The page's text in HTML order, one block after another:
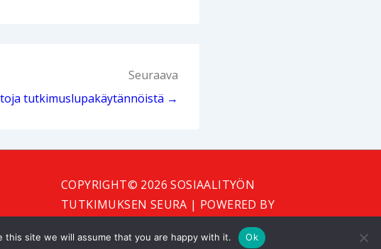
Seuraava
tutkimuslupakäytännöistä →
COPYRIGHT© 2026SOSIAALITYÖN
TUTKIMUKSEN SEURA | POWERED BY
site we will assume that you are happy with it. Ok